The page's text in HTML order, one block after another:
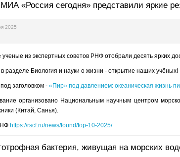
«Россия сегодня» представили яркие
2025
из экспертных советов РНФ отобрали десять ярких
разделе Биология и науки о жизни - открытие наших учёных!
заголовком - «Пир» под давлением: океаническая жизнь
организовано Национальным научным центром
(Китай, Санья).
https://rscf.ru/news/found/top-10-2025/
бактерия, живущая на морских